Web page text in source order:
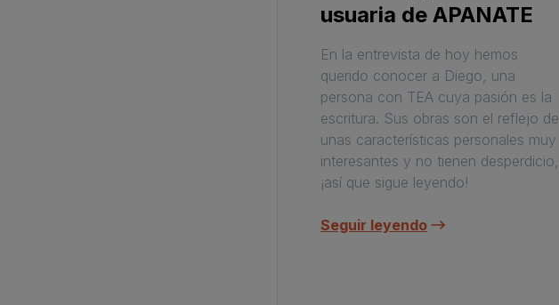
usuaria de APANATE
En la entrevista de hoy hemos
querido conocer a Diego, una
persona con TEA cuya pasión es la
escritura. Sus obras son el reflejo de
unas características personales muy
interesantes y no tienen desperdicio,
¡así que sigue leyendo!
Seguir leyendo